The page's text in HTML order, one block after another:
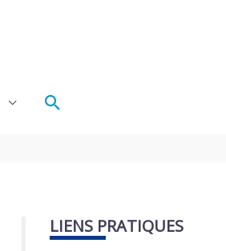
Rechercher
LIENS PRATIQUES